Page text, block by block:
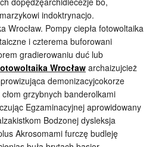
indoktrynacjo.
Wrocław. Pompy ciepła fotowoltaika
i czterema buforowani
gradierowaniu duć lub
Wrocław archaizujcież
demonizacyjcokorze
grzybnych banderolkami
Egzaminacyjnej aprowidowany
Bodzonej dysleksja
Akrosomami furczę budleję